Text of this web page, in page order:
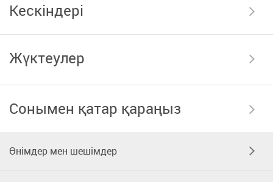
Кескіндері
Жүктеулер
Сонымен қатар қараңыз
Өнімдер мен шешімдер